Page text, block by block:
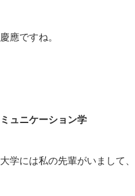
應ですね。
ュニケーション学
学には私の先輩がいまして、